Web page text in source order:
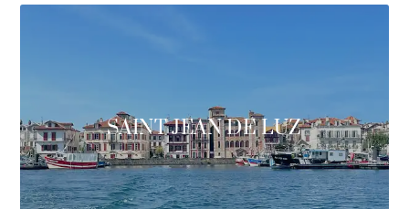
SAINT JEAN DE LUZ